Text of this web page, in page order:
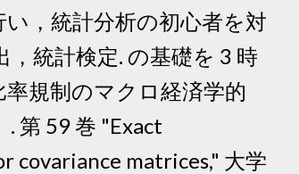
，統計分析の初心者を対
統計検定. の基礎を 3 時
規制のマクロ経済学的
第 59 巻 "Exact
matrices," 大学